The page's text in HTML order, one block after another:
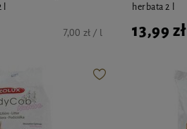
7,00 zł / l
herbata 2 l
13,99 zł